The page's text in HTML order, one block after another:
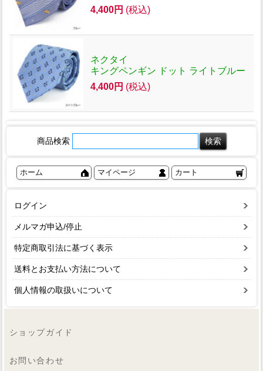
4,400円 (税込)
ネクタイ
キングペンギン ドット ライトブルー
4,400円 (税込)
商品検索
ホーム マイページ カート
ログイン
メルマガ申込/停止
特定商取引法に基づく表示
送料とお支払い方法について
個人情報の取扱いについて
ショップガイド
お問い合わせ